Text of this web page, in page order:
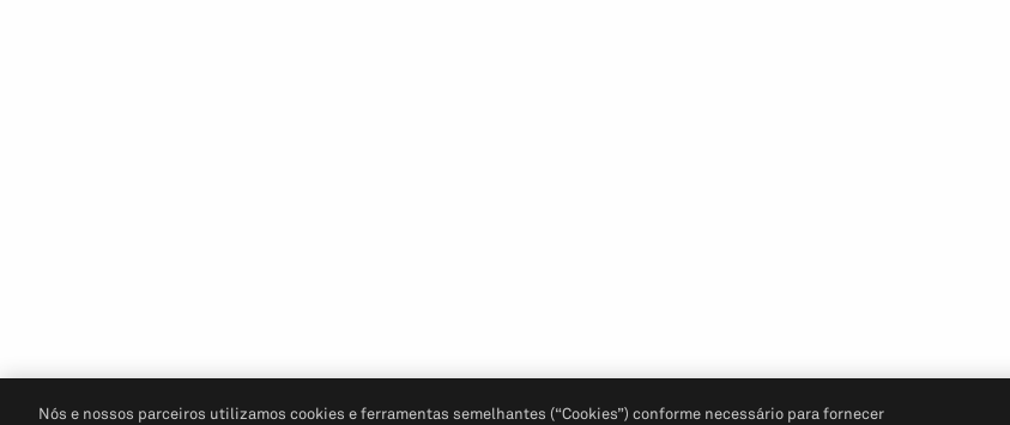
Nós e nossos parceiros utilizamos cookies e ferramentas semelhantes (“Cookies”) conforme necessário para fornecer